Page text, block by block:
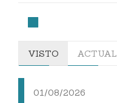
VISTO ACTUAL
01/08/2026